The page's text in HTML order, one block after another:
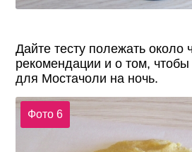
Дайте тесту полежать около
рекомендации и о том, чтобы
для Мостачоли на ночь.
Фото 6